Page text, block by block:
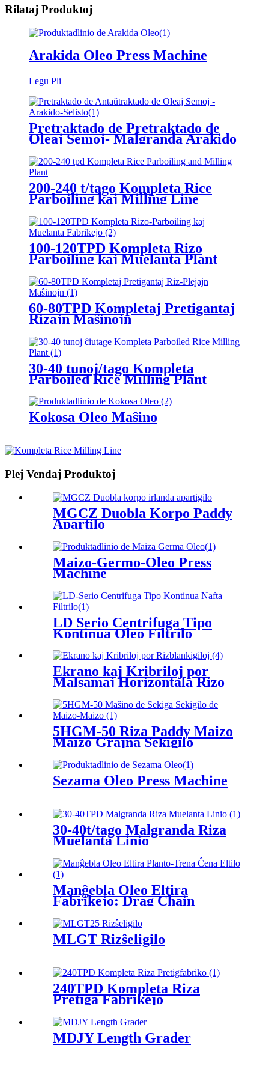
Rilataj Produktoj
Arakida Oleo Press Machine
Legu Pli
Pretraktado de Pretraktado de
Oleaj Semoj- Malgranda Arakido
Ŝelisto
200-240 t/tago Kompleta Rice
Parboiling kaj Milling Line
100-120TPD Kompleta Rizo
Parboiling kaj Muelanta Plant
60-80TPD Kompletaj Pretigantaj
Rizajn Maŝinojn
30-40 tunoj/tago Kompleta
Parboiled Rice Milling Plant
Kokosa Oleo Maŝino
Plej Vendaj Produktoj
MGCZ Duobla Korpo Paddy
Apartilo
Maizo-Ĝermo-Oleo Press
Machine
LD Serio Centrifuga Tipo
Kontinua Oleo Filtrilo
Ekrano kaj Kribriloj por
Malsamaj Horizontala Rizo
5HGM-50 Riza Paddy Maizo
Maizo Grajna Sekigilo
Sezama Oleo Press Machine
30-40t/tago Malgranda Riza
Muelanta Linio
Manĝebla Oleo Eltira
Fabrikejo: Drag Chain
Extractor
MLGT Rizŝeligilo
240TPD Kompleta Riza
Pretiga Fabrikejo
MDJY Length Grader